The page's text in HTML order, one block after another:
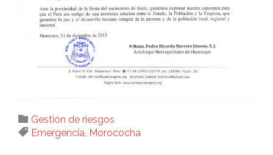
 Category
Gestión de riesgos
 Tags
Emergencia Morococha